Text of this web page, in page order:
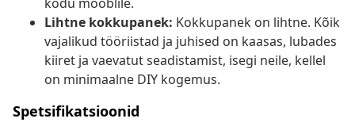
Lihtne kokkupanek: Kokkupanek on lihtne. Kõik
vajalikud tööriistad ja juhised on kaasas, lubades
kiiret ja vaevatut seadistamist, isegi neile, kellel
on minimaalne DIY kogemus.
Spetsifikatsioonid